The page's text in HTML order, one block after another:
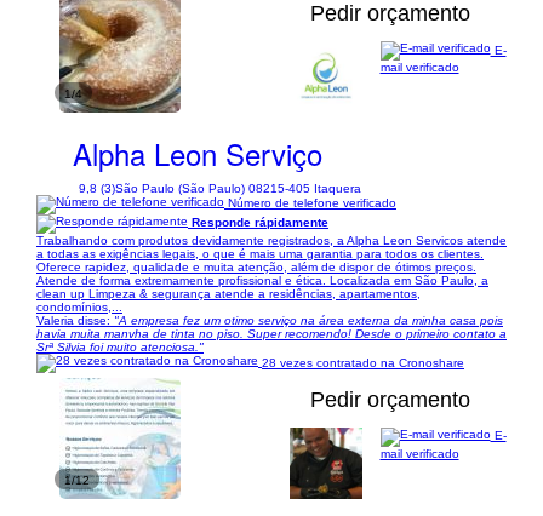
1/4
Pedir orçamento
Alpha Leon Serviço
9,8 (3)São Paulo (São Paulo) 08215-405 Itaquera
E-
mail verificado
Número de telefone verificado
Responde rápidamente
Trabalhando com produtos devidamente registrados, a Alpha Leon Servicos atende
a todas as exigências legais, o que é mais uma garantia para todos os clientes.
Oferece rapidez, qualidade e muita atenção, além de dispor de ótimos preços.
Atende de forma extremamente profissional e ética. Localizada em São Paulo, a
clean up Limpeza & segurança atende a residências, apartamentos,
condomínios,...
Valeria disse: "A empresa fez um otimo serviço na área externa da minha casa pois
havia muita manvha de tinta no piso. Super recomendo! Desde o primeiro contato a
Srª Silvia foi muito atenciosa."
28 vezes contratado na Cronoshare
1/12
Pedir orçamento
E-
mail verificado